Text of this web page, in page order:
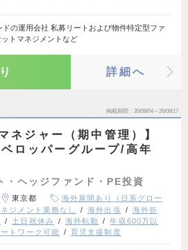
の運用会社 私募リートおよび物件特定型ファ
トマネジメントなど
詳細へ
掲載期間 26/08/04～26/08/17
ネジャー（期中管理）】
ロッパーグループ/高年
・ヘッジファンド・PE投資
東京都
海外展開あり（日系グロー
ネジメント業務なし 海外出張
海外折
土日祝休み 海外転勤
年収600万以
ートワーク可能 育児支援制度